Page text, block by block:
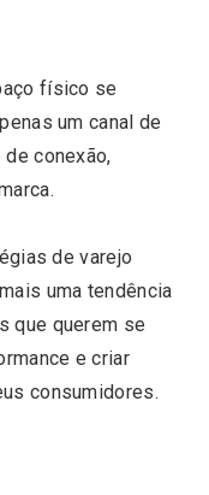
físico se
um canal de
conexão,
de varejo
uma tendência
que querem se
e criar
consumidores.